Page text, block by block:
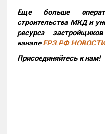
Еще больше
строительства МКД и
ресурса
канале ЕРЗ.РФ НОВОСТИ
Присоединяйтесь к нам!